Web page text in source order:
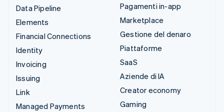
Data Pipeline
Elements
Financial Connections
Identity
Invoicing
Issuing
Link
Managed Payments
Pagamenti in-app
Marketplace
Gestione del denaro
Piattaforme
SaaS
Aziende di IA
Creator economy
Gaming